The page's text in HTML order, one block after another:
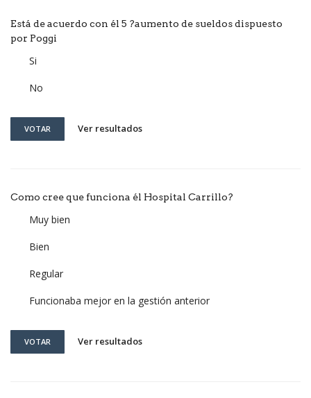
Está de acuerdo con él 5 ?aumento de sueldos dispuesto
por Poggi
Si
No
VOTAR Ver resultados
Como cree que funciona él Hospital Carrillo?
Muy bien
Bien
Regular
Funcionaba mejor en la gestión anterior
VOTAR Ver resultados